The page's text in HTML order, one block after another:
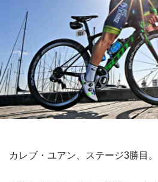
カレブ・ユアン、ステージ3勝目。